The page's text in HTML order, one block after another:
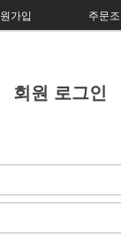
가입 주문조
회원 로그인